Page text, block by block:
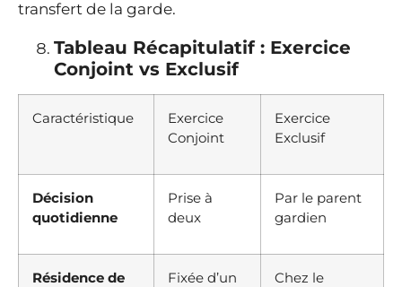
transfert de la garde.
Tableau Récapitulatif : Exercice
Conjoint vs Exclusif
Caractéristique
Exercice
Conjoint
Exercice
Exclusif
Décision
quotidienne
Prise à
deux
Par le parent
gardien
Résidence de
Fixée d’un
Chez le